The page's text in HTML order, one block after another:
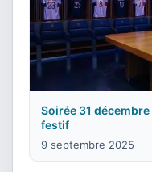
Soirée 31
festif
9 septembre 2025